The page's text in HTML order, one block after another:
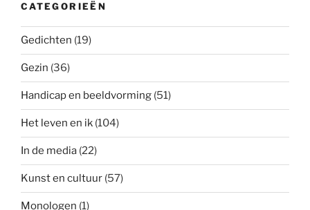
CATEGORIEËN
Gedichten (19)
Gezin (36)
Handicap en beeldvorming (51)
Het leven en ik (104)
In de media (22)
Kunst en cultuur (57)
Monologen (1)